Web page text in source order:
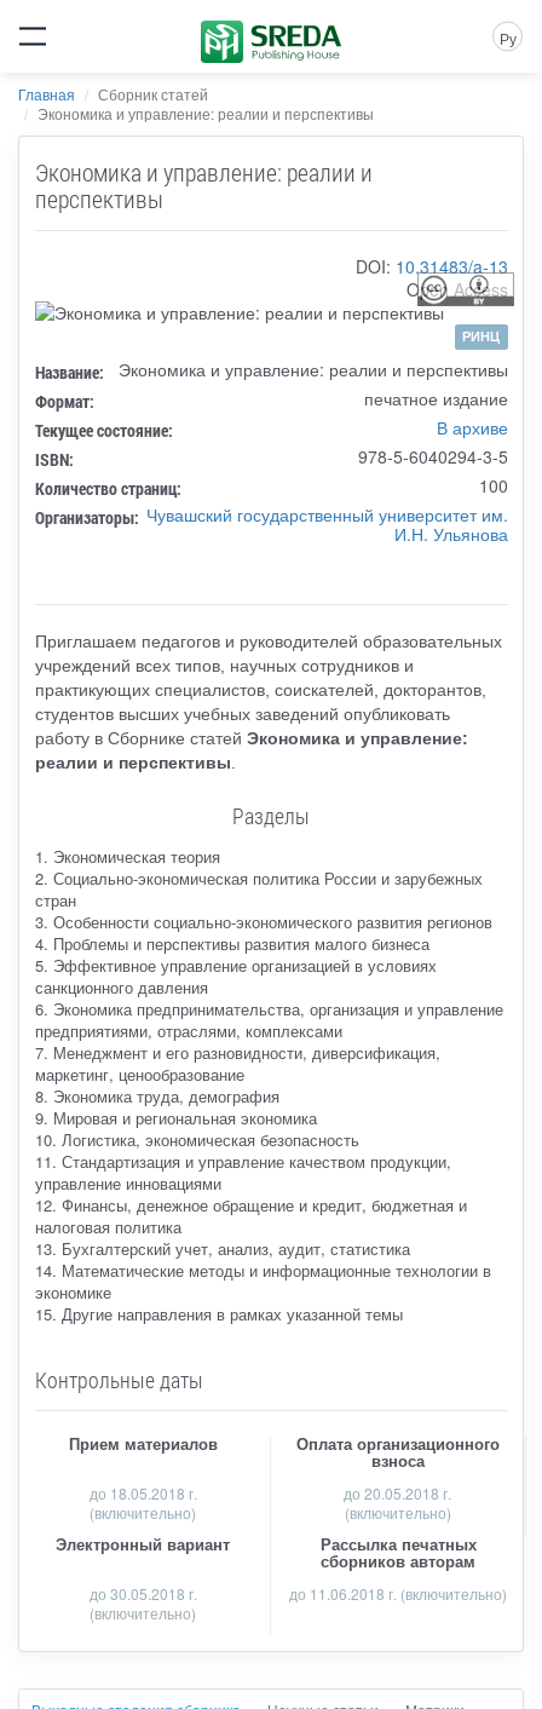
Ру
Главная
Сборник статей
Экономика и управление: реалии и перспективы
Экономика и управление: реалии и
перспективы
DOI: 10.31483/a-13
Open Access
РИНЦ
Название: Экономика и управление: реалии и перспективы
Формат: печатное издание
Текущее состояние: В архиве
ISBN: 978-5-6040294-3-5
Количество страниц: 100
Организаторы: Чувашский государственный университет им.
И.Н. Ульянова
Приглашаем педагогов и руководителей образовательных
учреждений всех типов, научных сотрудников и
практикующих специалистов, соискателей, докторантов,
студентов высших учебных заведений опубликовать
работу в Сборнике статей Экономика и управление:
реалии и перспективы
Разделы
1. Экономическая теория
2. Социально-экономическая политика России и зарубежных
стран
3. Особенности социально-экономического развития регионов
4. Проблемы и перспективы развития малого бизнеса
5. Эффективное управление организацией в условиях
санкционного давления
6. Экономика предпринимательства, организация и управление
предприятиями, отраслями, комплексами
7. Менеджмент и его разновидности, диверсификация,
маркетинг, ценообразование
8. Экономика труда, демография
9. Мировая и региональная экономика
10. Логистика, экономическая безопасность
11. Стандартизация и управление качеством продукции,
управление инновациями
12. Финансы, денежное обращение и кредит, бюджетная и
налоговая политика
13. Бухгалтерский учет, анализ, аудит, статистика
14. Математические методы и информационные технологии в
экономике
15. Другие направления в рамках указанной темы
Контрольные даты
Прием материалов
до 18.05.2018 г.
(включительно)
Оплата организационного
взноса
до 20.05.2018 г.
(включительно)
Электронный вариант
до 30.05.2018 г.
(включительно)
Рассылка печатных
сборников авторам
до 11.06.2018 г. (включительно)